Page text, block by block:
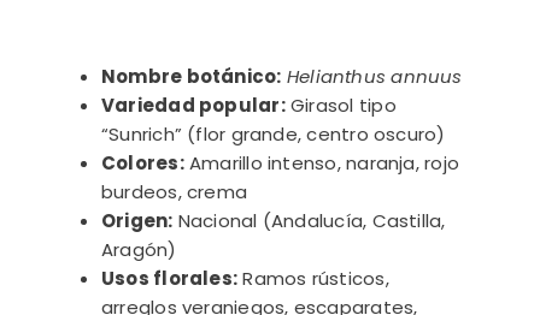
Nombre botánico: Helianthus annuus
Variedad popular:Girasol tipo
“Sunrich” (flor grande, centro oscuro)
Colores:Amarillo intenso, naranja, rojo
burdeos, crema
Origen: Nacional (Andalucía, Castilla,
Aragón)
Usos florales:Ramos rústicos,
arreglos veraniegos, escaparates,